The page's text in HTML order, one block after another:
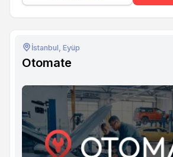
İstanbul, Eyüp
Otomate